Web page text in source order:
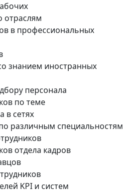
отраслям
в профессиональных
знанием иностранных
персонала
по теме
в сетях
различным специальностям
отдела кадров
KPI и систем